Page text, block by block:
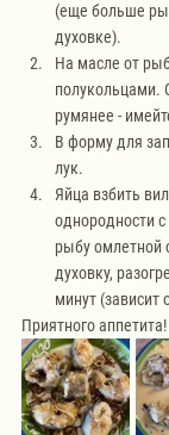
(еще больше
духовке).
На масле от
полукольцами.
румянее -
В форму для
лук.
Яйца взбить
однородности
рыбу омлетной
духовку,
минут (зависит
Приятного